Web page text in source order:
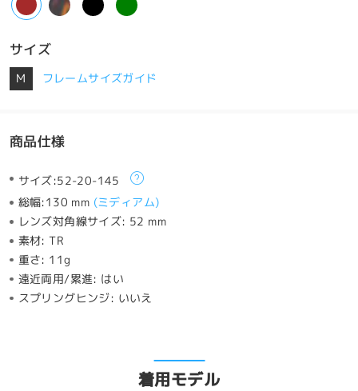
サイズ
M フレームサイズガイド
商品仕様
サイズ:52-20-145
総幅:130 mm (ミディアム)
レンズ対角線サイズ: 52 mm
素材:TR
重さ: 11g
遠近両用/累進: はい
スプリングヒンジ: いいえ
着用モデル